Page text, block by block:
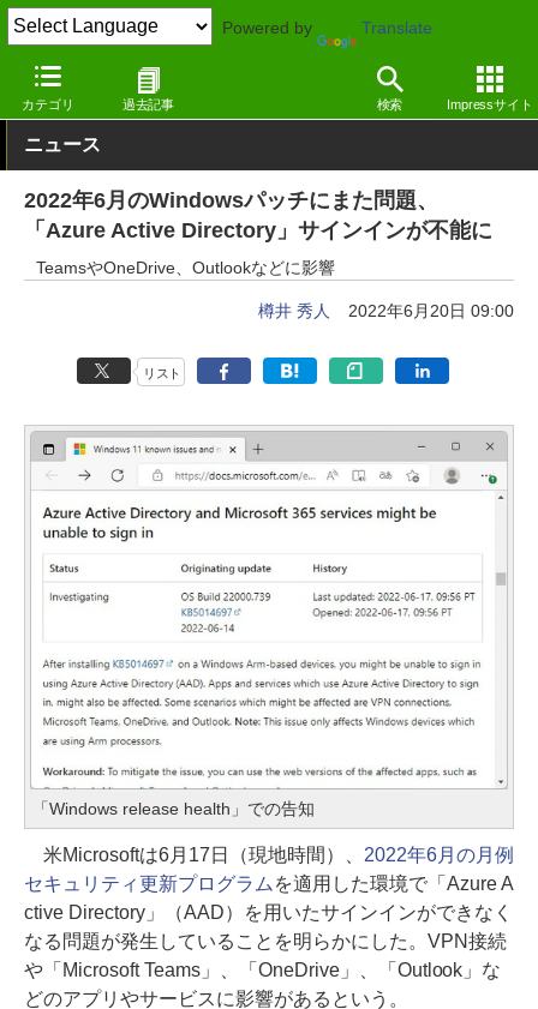
Powered by Translate
カテゴリ 過去記事 検索 Impressサイト
窓の杜 システム・ファイル Windows
ニュース
2022年6月のWindowsパッチにまた問題、
「Azure Active Directory」サインインが不能に
TeamsやOneDrive、Outlookなどに影響
樽井 秀人 2022年6月20日 09:00
リスト
「Windows release health」での告知
米Microsoftは6月17日（現地時間）、 2022年6月の月例
セキュリティ更新プログラム を適用した環境で「Azure A
ctive Directory」（AAD）を用いたサインインができなく
なる問題が発生していることを明らかにした。VPN接続
や「Microsoft Teams」、「OneDrive」、「Outlook」な
どのアプリやサービスに影響があるという。